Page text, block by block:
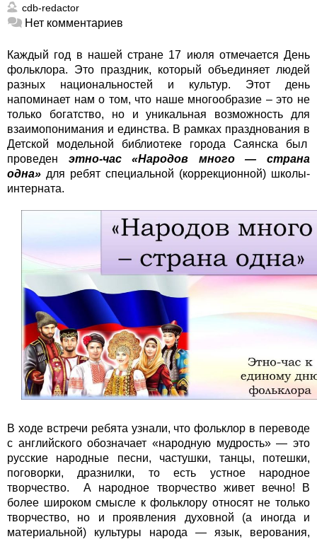
cdb-redactor
Нет комментариев
Каждый год в нашей стране 17 июля отмечается День
фольклора. Это праздник, который объединяет людей
разных национальностей и культур. Этот день
напоминает нам о том, что наше многообразие – это не
только богатство, но и уникальная возможность для
взаимопонимания и единства. В рамках празднования в
Детской модельной библиотеке города Саянска был
проведен этно-час «Народов много — страна
одна» для ребят специальной (коррекционной) школы-
интерната.
В ходе встречи ребята узнали, что фольклор в переводе
с английского обозначает «народную мудрость» — это
русские народные песни, частушки, танцы, потешки,
поговорки, дразнилки, то есть устное народное
творчество. А народное творчество живет вечно! В
более широком смысле к фольклору относят не только
творчество, но и проявления духовной (а иногда и
материальной) культуры народа — язык, верования,